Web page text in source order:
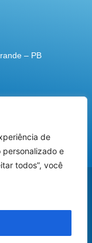
analisar
de
e
todos”, você
– PB
X